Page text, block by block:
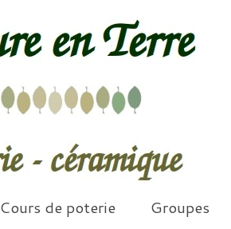
Cours de poterie Groupes